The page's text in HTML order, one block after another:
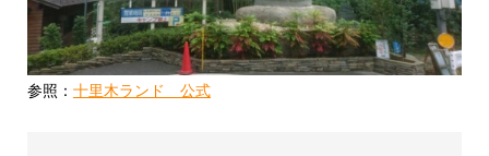
参照： 十里木ランド 公式